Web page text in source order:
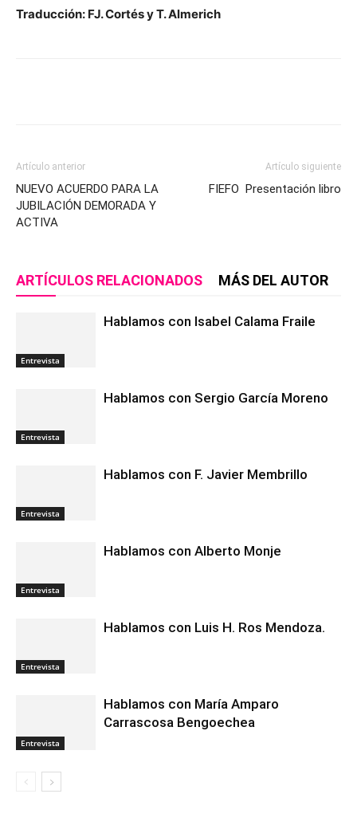
Traducción: FJ. Cortés y T. Almerich
Artículo anterior
NUEVO ACUERDO PARA LA
JUBILACIÓN DEMORADA Y
ACTIVA
Artículo siguiente
FIEFO Presentación libro
ARTÍCULOS RELACIONADOS MÁS DEL AUTOR
Entrevista
Hablamos con Isabel Calama Fraile
Entrevista
Hablamos con Sergio García Moreno
Entrevista
Hablamos con F. Javier Membrillo
Entrevista
Hablamos con Alberto Monje
Entrevista
Hablamos con Luis H. Ros Mendoza.
Entrevista
Hablamos con María Amparo
Carrascosa Bengoechea